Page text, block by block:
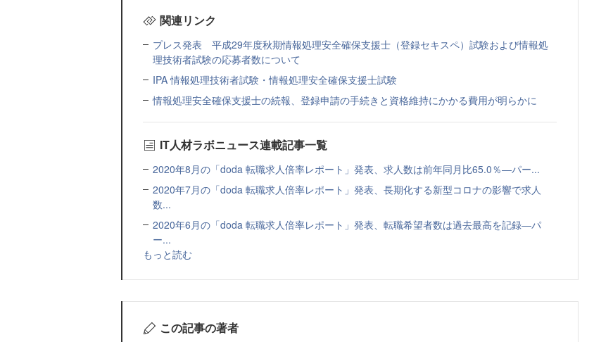
関連リンク
プレス発表 平成29年度秋期情報処理安全確保支援士（登録セキスペ）試験および情報処
理技術者試験の応募者数について
IPA 情報処理技術者試験・情報処理安全確保支援士試験
情報処理安全確保支援士の続報、登録申請の手続きと資格維持にかかる費用が明らかに
IT人材ラボニュース連載記事一覧
2020年8月の「doda 転職求人倍率レポート」発表、求人数は前年同月比65.0％―パー...
2020年7月の「doda 転職求人倍率レポート」発表、長期化する新型コロナの影響で求人
数...
2020年6月の「doda 転職求人倍率レポート」発表、転職希望者数は過去最高を記録―パ
ー...
もっと読む
この記事の著者